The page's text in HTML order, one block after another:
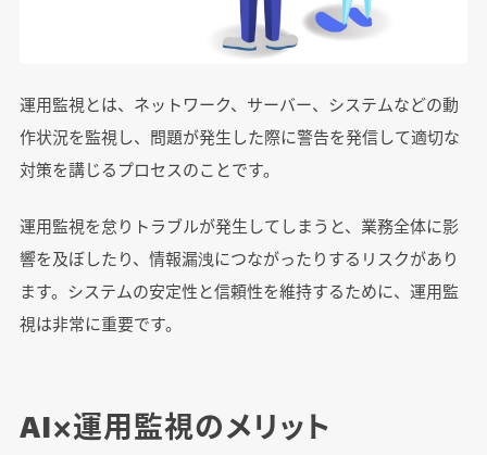
運用監視とは、ネットワーク、サーバー、システムなどの動
作状況を監視し、問題が発生した際に警告を発信して適切な
対策を講じるプロセスのことです。
運用監視を怠りトラブルが発生してしまうと、業務全体に影
響を及ぼしたり、情報漏洩につながったりするリスクがあり
ます。システムの安定性と信頼性を維持するために、運用監
視は非常に重要です。
AI×運用監視のメリット